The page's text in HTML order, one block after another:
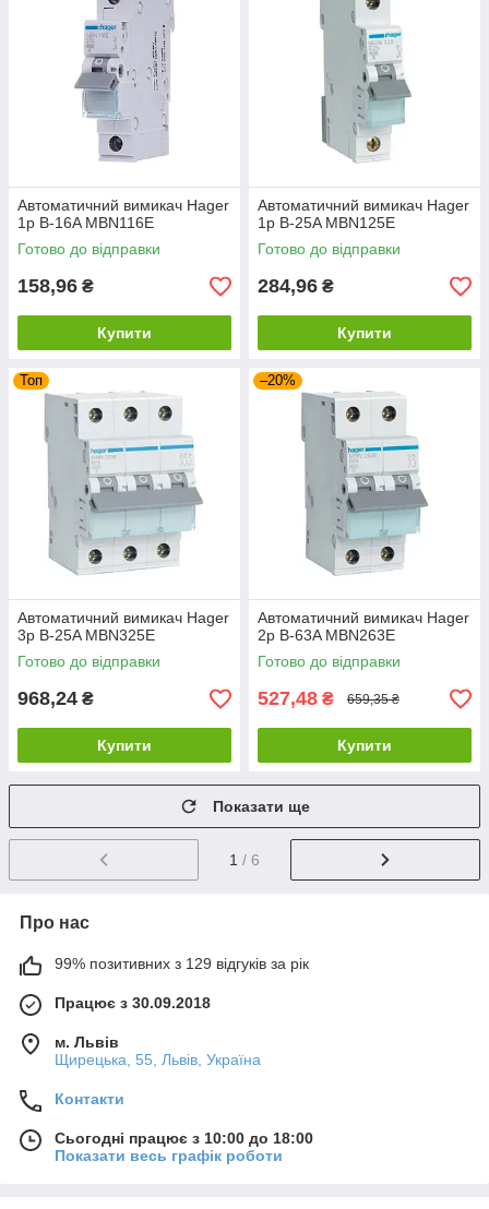
Автоматичний вимикач Hager
1p B-16A MBN116E
Готово до відправки
158,96 ₴
Купити
Автоматичний вимикач Hager
1p B-25A MBN125E
Готово до відправки
284,96 ₴
Купити
Топ
Автоматичний вимикач Hager
3p B-25A MBN325E
Готово до відправки
968,24 ₴
Купити
–20%
Автоматичний вимикач Hager
2p B-63A MBN263E
Готово до відправки
527,48 ₴ 659,35 ₴
Купити
Показати ще
1 / 6
Про нас
99% позитивних з 129 відгуків за рік
Працює з 30.09.2018
м. Львів
Щирецька, 55, Львів, Україна
Контакти
Сьогодні працює з 10:00 до 18:00
Показати весь графік роботи